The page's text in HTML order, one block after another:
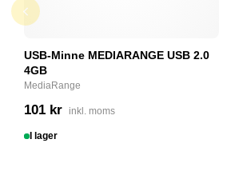
USB-Minne MEDIARANGE USB 2.0
4GB
MediaRange
101 kr inkl. moms
I lager